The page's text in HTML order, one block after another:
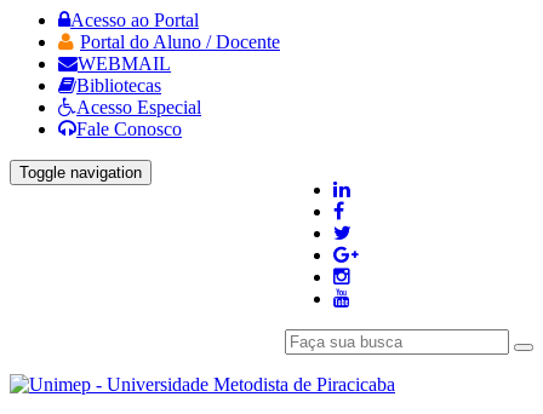
Acesso ao Portal
Portal do Aluno / Docente
WEBMAIL
Bibliotecas
Acesso Especial
Fale Conosco
Toggle navigation